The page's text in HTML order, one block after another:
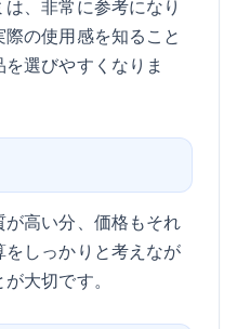
、非常に参考になり
の使用感を知ること
選びやすくなりま
高い分、価格もそれ
しっかりと考えなが
大切です。